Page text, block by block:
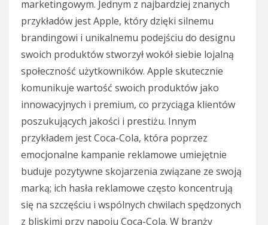
marketingowym. Jednym z najbardziej znanych
przykładów jest Apple, który dzięki silnemu
brandingowi i unikalnemu podejściu do designu
swoich produktów stworzył wokół siebie lojalną
społeczność użytkowników. Apple skutecznie
komunikuje wartość swoich produktów jako
innowacyjnych i premium, co przyciąga klientów
poszukujących jakości i prestiżu. Innym
przykładem jest Coca-Cola, która poprzez
emocjonalne kampanie reklamowe umiejętnie
buduje pozytywne skojarzenia związane ze swoją
marką; ich hasła reklamowe często koncentrują
się na szczęściu i wspólnych chwilach spędzonych
z bliskimi przy napoju Coca-Cola. W branży